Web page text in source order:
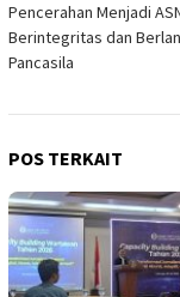
Pencerahan Menjadi
Berintegritas dan
Pancasila
POS TERKAIT